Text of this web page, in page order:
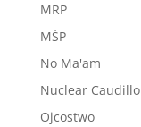
MRP
MŚP
No Ma'am
Nuclear Caudillo
Ojcostwo